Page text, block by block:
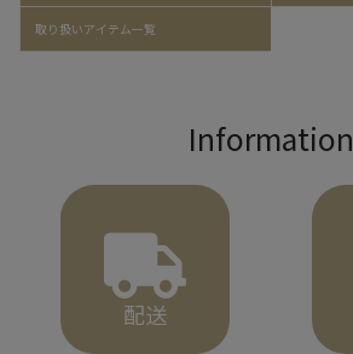
取り扱いアイテム一覧
Information
配送